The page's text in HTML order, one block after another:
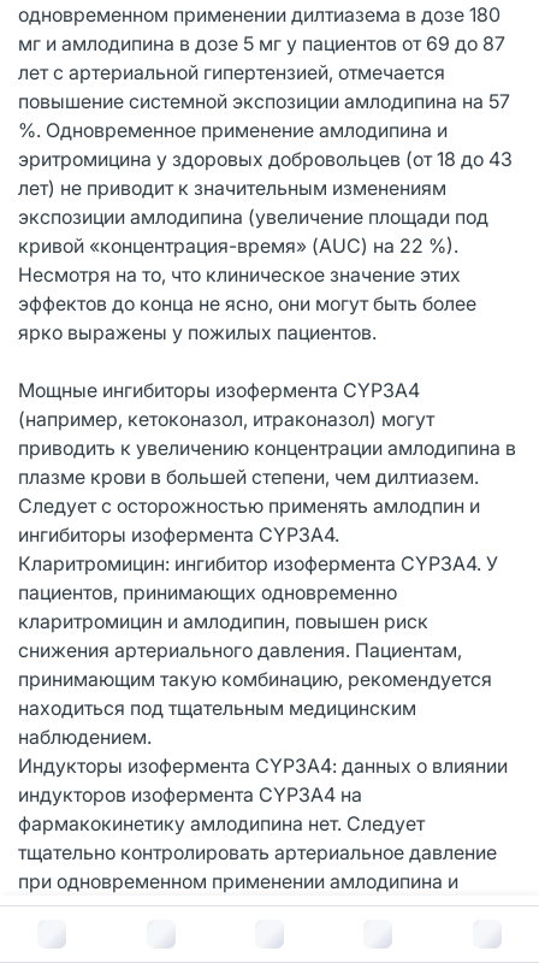
В корзину за
одновременном применении дилтиазема в дозе 180
мг и амлодипина в дозе 5 мг у пациентов от 69 до 87
лет с артериальной гипертензией, отмечается
повышение системной экспозиции амлодипина на 57
%. Одновременное применение амлодипина и
эритромицина у здоровых добровольцев (от 18 до 43
лет) не приводит к значительным изменениям
экспозиции амлодипина (увеличение площади под
кривой «концентрация-время» (AUC) на 22 %).
Несмотря на то, что клиническое значение этих
эффектов до конца не ясно, они могут быть более
ярко выражены у пожилых пациентов.
Мощные ингибиторы изофермента CYP3А4
(например, кетоконазол, итраконазол) могут
приводить к увеличению концентрации амлодипина в
плазме крови в большей степени, чем дилтиазем.
Следует с осторожностью применять амлодпин и
ингибиторы изофермента CYP3А4.
Кларитромицин: ингибитор изофермента CYP3А4. У
пациентов, принимающих одновременно
кларитромицин и амлодипин, повышен риск
снижения артериального давления. Пациентам,
принимающим такую комбинацию, рекомендуется
находиться под тщательным медицинским
наблюдением.
Индукторы изофермента CYP3А4: данных о влиянии
индукторов изофермента CYP3А4 на
фармакокинетику амлодипина нет. Следует
тщательно контролировать артериальное давление
при одновременном применении амлодипина и
индукторов изофермента CYP3А4.